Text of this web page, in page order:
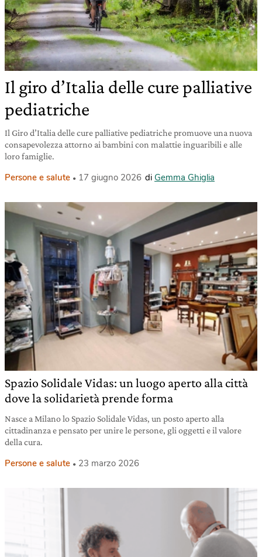
Il giro d’Italia delle cure palliative
pediatriche
Il Giro d’Italia delle cure palliative pediatriche promuove una nuova
consapevolezza attorno ai bambini con malattie inguaribili e alle
loro famiglie.
Persone e salute 17 giugno 2026 di Gemma Ghiglia
Spazio Solidale Vidas: un luogo aperto alla città
dove la solidarietà prende forma
Nasce a Milano lo Spazio Solidale Vidas, un posto aperto alla
cittadinanza e pensato per unire le persone, gli oggetti e il valore
della cura.
Persone e salute 23 marzo 2026